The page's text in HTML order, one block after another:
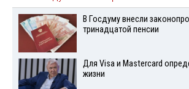
В Госдуму внесли
тринадцатой пенсии
Для Visа и Mastercard
жизни